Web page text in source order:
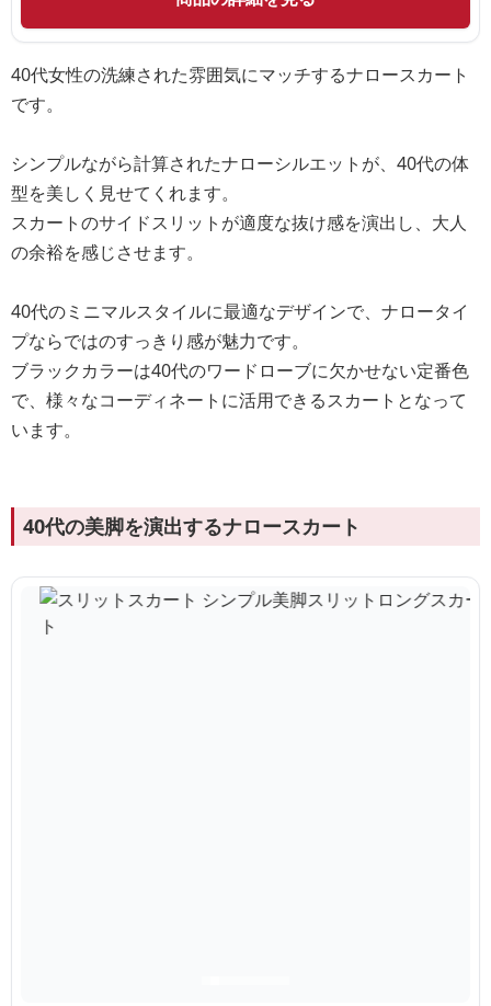
40代女性の洗練された雰囲気にマッチするナロースカート
です。
シンプルながら計算されたナローシルエットが、40代の体
型を美しく見せてくれます。
スカートのサイドスリットが適度な抜け感を演出し、大人
の余裕を感じさせます。
40代のミニマルスタイルに最適なデザインで、ナロータイ
プならではのすっきり感が魅力です。
ブラックカラーは40代のワードローブに欠かせない定番色
で、様々なコーディネートに活用できるスカートとなって
います。
40代の美脚を演出するナロースカート